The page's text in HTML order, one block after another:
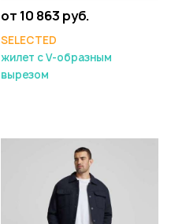
от 10 863 руб.
SELECTED
жилет с V-образным
вырезом